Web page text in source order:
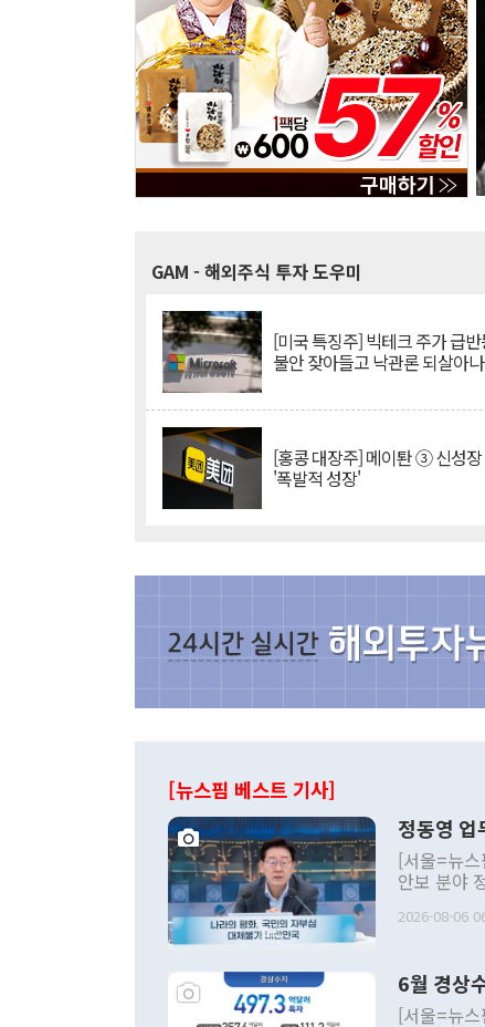
GAM - 해외주식 투자 도우미
[미국 특징주] 빅테크 주가 급반
불안 잦아들고 낙관론 되살아나
[홍콩 대장주] 메이퇀 ③ 신성장
'폭발적 성장'
[뉴스핌 베스트 기사]
정동영 업
[서울=뉴
안보 분야
발언 중에
주의적 희
관의 대북
2026-08-06
6월 경상
[서울=뉴